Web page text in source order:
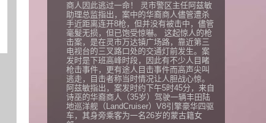
商人因此逃过一命！ 灵市警区主任阿兹敏
助理总监指出，案中的华裔商人儘管遭杀
手近距离连开8枪，但并没有被击中，儘管
毫髮无损，但已饱受惊嚇。 这起惊人的枪
击案，是在灵市万达镇广场路，靠近第三
电视台的三叉路口处的交通灯前发生。案
发时是下班高峰时段，因此有不少人目睹
枪击事件，更有途人目击事件而高声尖叫
逃走，目击者称当时情况让人胆战心惊。
阿兹敏指出，案发时约下午5时45分，来自
诗巫的华裔商人（35岁）驾驶一辆丰田陆
地巡洋舰（LandCruiser）V8引擎豪华四驱
车，其身旁乘客为一名26岁的蒙古籍女